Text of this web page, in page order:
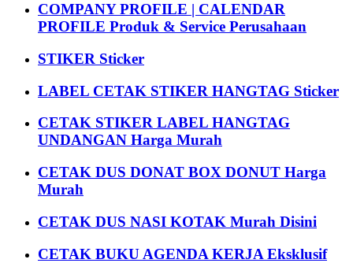
COMPANY PROFILE | CALENDAR
PROFILE Produk & Service Perusahaan
STIKER Sticker
LABEL CETAK STIKER HANGTAG Sticker
CETAK STIKER LABEL HANGTAG
UNDANGAN Harga Murah
CETAK DUS DONAT BOX DONUT Harga
Murah
CETAK DUS NASI KOTAK Murah Disini
CETAK BUKU AGENDA KERJA Eksklusif